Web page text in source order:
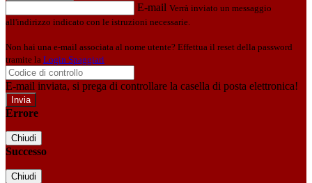
E-mail Verrà inviato un messaggio
all'indirizzo indicato con le istruzioni necessarie.
Non hai una e-mail associata al nome utente? Effettua il reset della password
tramite la Login Spaggiari
E-mail inviata, si prega di controllare la casella di posta elettronica!
Errore
Chiudi
Successo
Chiudi